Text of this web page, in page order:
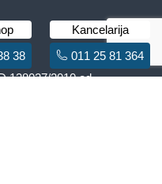
138027/2010 od
38
Kancelarija
011 25 81 364